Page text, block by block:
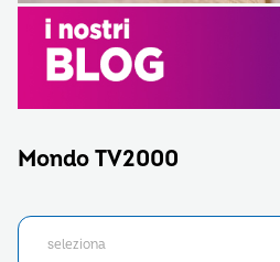
Mondo TV2000